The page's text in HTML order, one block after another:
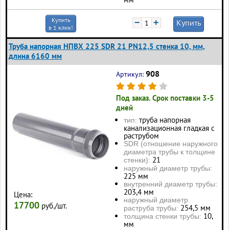
Купить
в 1 клик!
− + Купить
Труба напорная НПВХ 225 SDR 21 PN12,5 стенка 10, мм,
длина 6160 мм
Цена:
17700 руб./шт.
Артикул: 908
Под заказ. Срок поставки 3-5
дней
тип: труба напорная
канализационная гладкая с
раструбом
SDR (отношение наружного
диаметра трубы к толщине
стенки): 21
наружный диаметр трубы:
225 мм
внутренний диаметр трубы:
203,4 мм
наружный диаметр
раструба трубы: 254,5 мм
толщина стенки трубы: 10,
мм